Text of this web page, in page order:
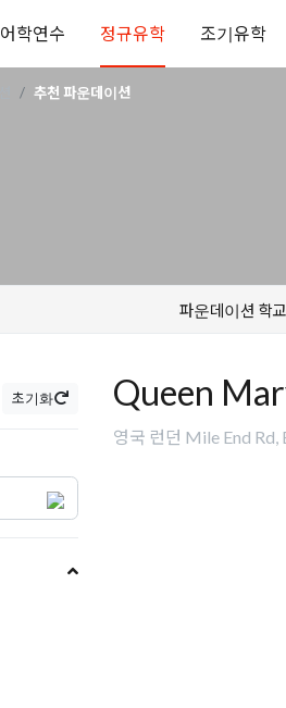
어학연수 정규유학 조기유학
추천 파운데이션
파운데이션 학
초기화 Queen
영국 런던 Mile End Rd,